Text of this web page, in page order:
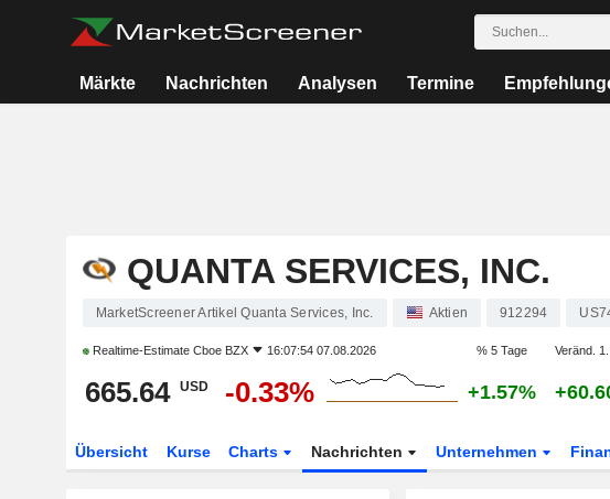
Märkte Nachrichten Analysen Termine
QUANTA SERVICES, INC.
MarketScreener Artikel Quanta Services, Inc. Aktien 912294
Realtime-Estimate Cboe BZX 16:07:54 07.08.2026 % 5 Tage Veränd. 1.
665.64 USD -0.33% +1.57%
Übersicht Kurse Charts Nachrichten Unternehmen